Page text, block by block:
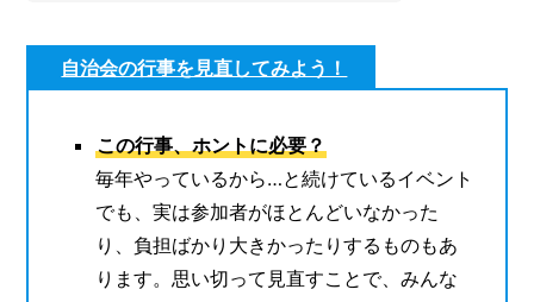
自治会の行事を見直してみよう！
この行事、ホントに必要？
毎年やっているから…と続けているイベント
でも、実は参加者がほとんどいなかった
り、負担ばかり大きかったりするものもあ
ります。思い切って見直すことで、みんな